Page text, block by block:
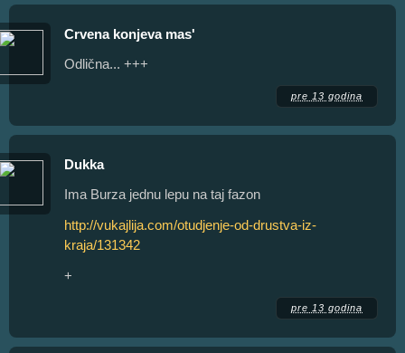
Crvena konjeva mas'
Odlična... +++
pre 13 godina
Dukka
Ima Burza jednu lepu na taj fazon
http://vukajlija.com/otudjenje-od-drustva-iz-
kraja/131342
+
pre 13 godina